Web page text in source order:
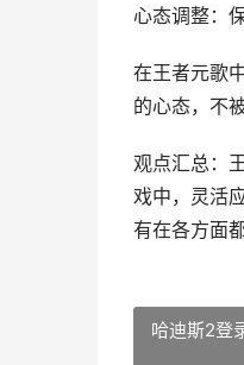
心态调整：
在王者元歌
的心态，不
观点汇总：
戏中，灵活
有在各方面
哈迪斯2登